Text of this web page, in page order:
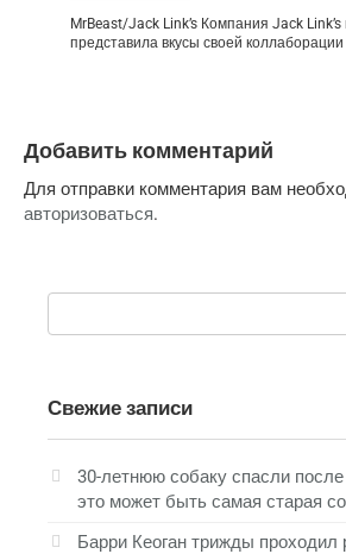
MrBeast/Jack Link’s Компания Jack Link’s
представила вкусы своей
Добавить комментарий
Для отправки комментария вам
авторизоваться.
Поиск:
Свежие записи
30-летнюю собаку спасли
это может быть самая старая
Барри Кеоган трижды